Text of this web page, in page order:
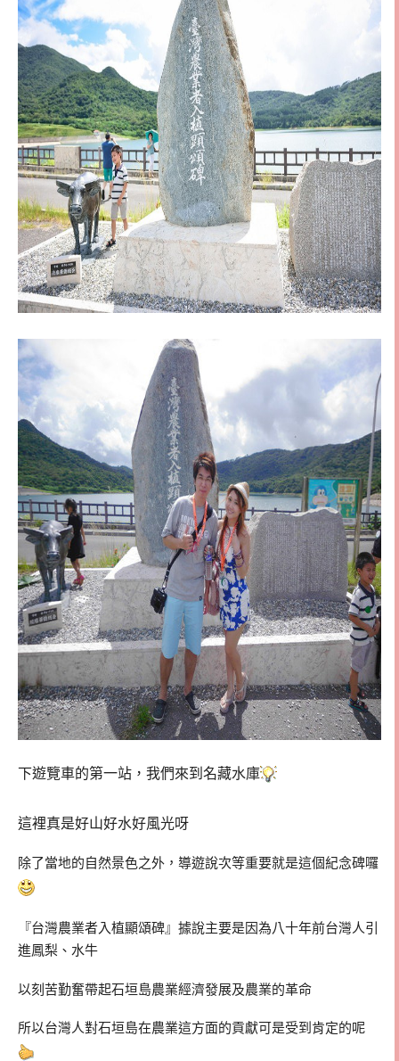
下遊覽車的第一站，我們來到名藏水庫
這裡真是好山好水好風光呀
除了當地的自然景色之外，導遊說次等重要就是這個紀念碑囉
『台灣農業者入植顯頌碑』據說主要是因為八十年前台灣人引
進鳳梨、水牛
以刻苦勤奮帶起石垣島農業經濟發展及農業的革命
所以台灣人對石垣島在農業這方面的貢獻可是受到肯定的呢